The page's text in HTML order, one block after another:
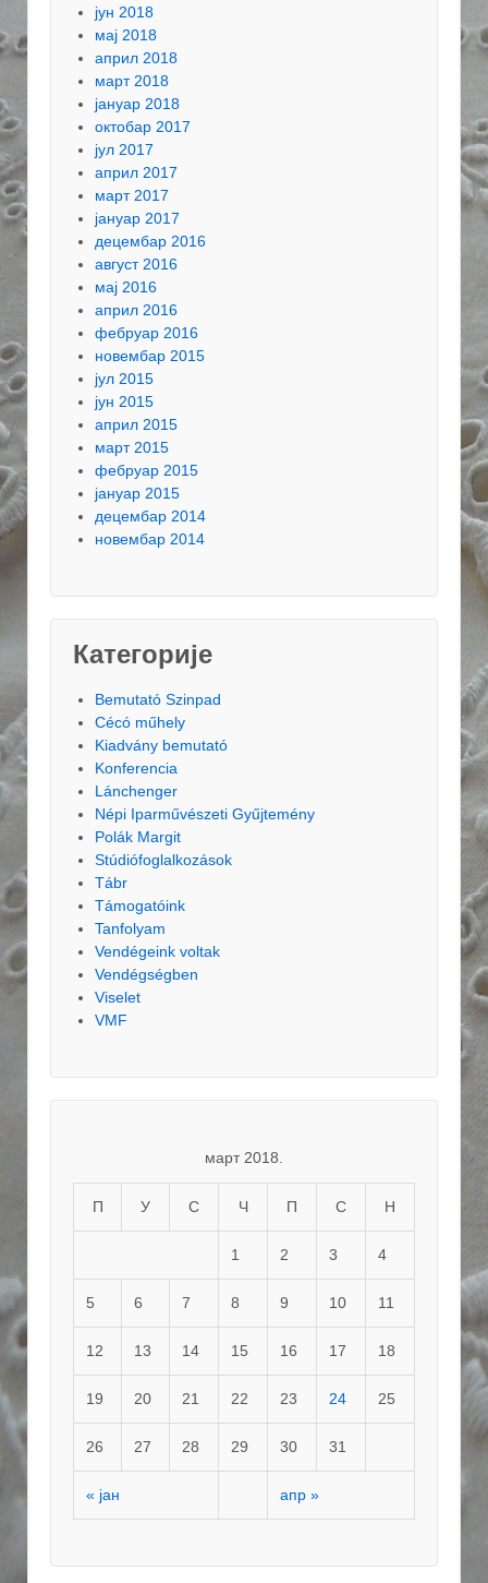
јун 2018
мај 2018
април 2018
март 2018
јануар 2018
октобар 2017
јул 2017
април 2017
март 2017
јануар 2017
децембар 2016
август 2016
мај 2016
април 2016
фебруар 2016
новембар 2015
јул 2015
јун 2015
април 2015
март 2015
фебруар 2015
јануар 2015
децембар 2014
новембар 2014
Категорије
Bemutató Szinpad
Cécó műhely
Kiadvány bemutató
Konferencia
Lánchenger
Népi Iparművészeti Gyűjtemény
Polák Margit
Stúdiófoglalkozások
Tábr
Támogatóink
Tanfolyam
Vendégeink voltak
Vendégségben
Viselet
VMF
март 2018.
П У С Ч П С Н
« јан апр »
1 2 3 4
5 6 7 8 9 10 11
12 13 14 15 16 17 18
19 20 21 22 23 24 25
26 27 28 29 30 31